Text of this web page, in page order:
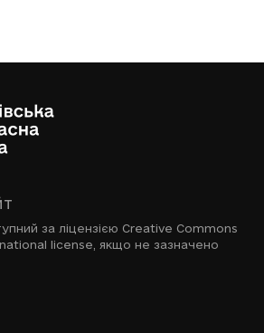
за ліцензією Creative Commons
license , якщо не зазначено